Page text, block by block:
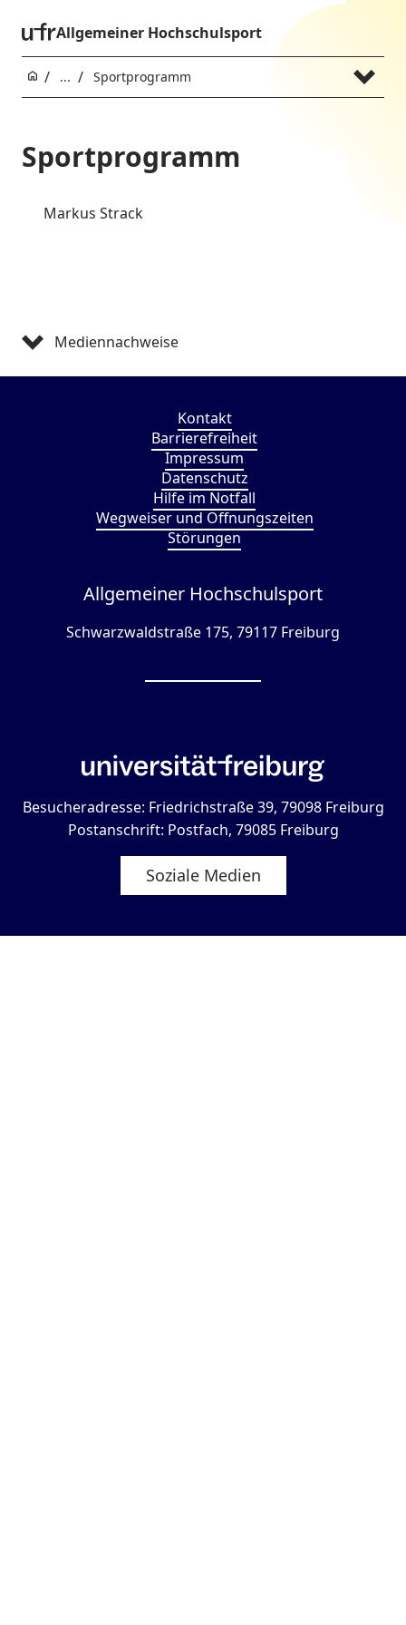
Allgemeiner Hochschulsport
... Sportprogramm
Sportprogramm
Markus Strack
Mediennachweise
Kontakt
Barrierefreiheit
Impressum
Datenschutz
Hilfe im Notfall
Wegweiser und Öffnungszeiten
Störungen
Allgemeiner Hochschulsport
Schwarzwaldstraße 175, 79117 Freiburg
Besucheradresse: Friedrichstraße 39, 79098 Freiburg
Postanschrift: Postfach, 79085 Freiburg
Soziale Medien